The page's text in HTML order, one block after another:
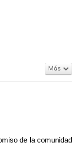
Más
de la comunidad